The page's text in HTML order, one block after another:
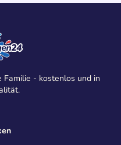
Familie - kostenlos und in